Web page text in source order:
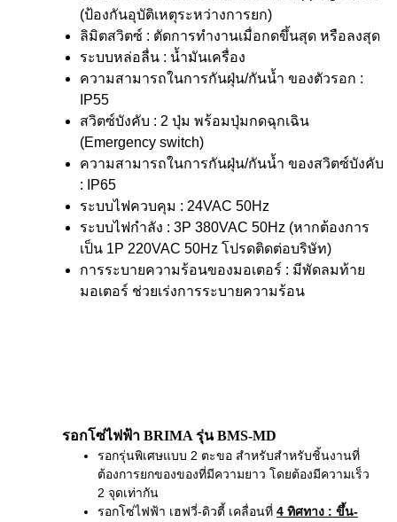
(ป้องกันอุบัติเหตุระหว่างการยก)
ลิมิตสวิตซ์ : ตัดการทำงานเมื่อกดขึ้นสุด หรือลงสุด
ระบบหล่อลื่น : น้ำมันเครื่อง
ความสามารถในการกันฝุ่น/กันน้ำ ของตัวรอก :
IP55
สวิตซ์บังคับ : 2 ปุ่ม พร้อมปุ่มกดฉุกเฉิน
(Emergency switch)
ความสามารถในการกันฝุ่น/กันน้ำ ของสวิตซ์บังคับ
: IP65
ระบบไฟควบคุม : 24VAC 50Hz
ระบบไฟกำลัง : 3P 380VAC 50Hz (หากต้องการ
เป็น 1P 220VAC 50Hz โปรดติดต่อบริษัท)
การระบายความร้อนของมอเตอร์ : มีพัดลมท้าย
มอเตอร์ ช่วยเร่งการระบายความร้อน
รอกโซ่ไฟฟ้า BRIMA รุ่น BMS-MD
รอกรุ่นพิเศษแบบ 2 ตะขอ สำหรับสำหรับชิ้นงานที่
ต้องการยกของของที่มีความยาว โดยต้องมีความเร็ว
2 จุดเท่ากัน
รอกโซ่ไฟฟ้า เฮฟวี่-ดิวตี้ เคลื่อนที่ 4 ทิศทาง : ขึ้น-